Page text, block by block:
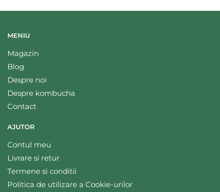
MENIU
Magazin
Blog
Despre noi
Despre kombucha
Contact
AJUTOR
Contul meu
Livrare si retur
Termene si conditii
Politica de utilizare a Cookie-urilor